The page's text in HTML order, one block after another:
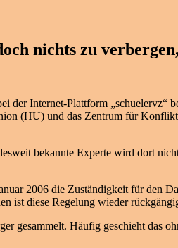
nichts zu
der Internet-Plattform „schuelervz“
(HU) und das Zentrum für
bekannte Experte wird dort
2006 die Zuständigkeit für den
ist diese Regelung wieder
gesammelt. Häufig geschieht das